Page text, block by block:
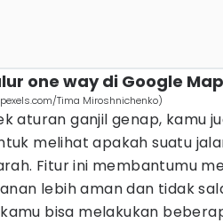
one way di Google
Tima Miroshnichenko)
aturan ganjil genap, kamu
melihat apakah suatu
Fitur ini membantumu
lebih aman dan tidak
bisa melakukan